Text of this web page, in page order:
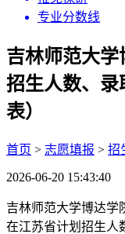
专业分数线
吉林师范大学
招生人数、录
表）
首页 > 志愿填报 > 招
2026-06-20 15:43:40
吉林师范大学博达学
在江苏省计划招生人